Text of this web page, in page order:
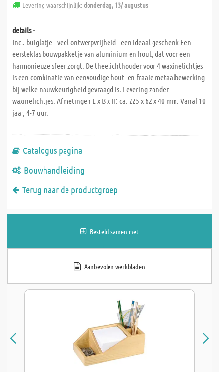
Levering waarschijnlijk:donderdag, 13/ augustus
details -
Incl. buiglatje - veel ontwerpvrijheid - een ideaal geschenk Een
eersteklas bouwpakketje van aluminium en hout, dat voor een
harmonieuze sfeer zorgt. De theelichthouder voor 4 waxinelichtjes
is een combinatie van eenvoudige hout- en fraaie metaalbewerking
bij welke nauwkeurigheid gevraagd is. Levering zonder
waxinelichtjes. Afmetingen L x B x H: ca. 225 x 62 x 40 mm. Vanaf 10
jaar, 4-7 uur.
Catalogus pagina
Bouwhandleiding
Terug naar de productgroep
Besteld samen met
Aanbevolen werkbladen